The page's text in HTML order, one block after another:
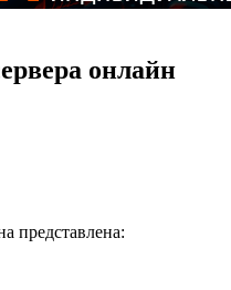
онлайн
представлена: